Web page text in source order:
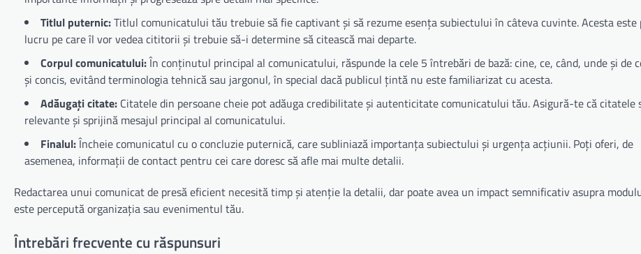
Titlul puternic:Titlul comunicatului tău trebuie să fie captivant și să rezume esența subiectului în câteva cuvinte. Acesta este
lucru pe care îl vor vedea cititorii și trebuie să-i determine să citească mai departe.
Corpul comunicatului:În conținutul principal al comunicatului, răspunde la cele 5 întrebări de bază: cine, ce, când, unde și de
și concis, evitând terminologia tehnică sau jargonul, în special dacă publicul țintă nu este familiarizat cu acesta.
Adăugați citate: Citatele din persoane cheie pot adăuga credibilitate și autenticitate comunicatului tău. Asigură-te că citatele
relevante și sprijină mesajul principal al comunicatului.
Finalul:Încheie comunicatul cu o concluzie puternică, care subliniază importanța subiectului și urgența acțiunii. Poți oferi, de
asemenea, informații de contact pentru cei care doresc să afle mai multe detalii.
Redactarea unui comunicat de presă eficient necesită timp și atenție la detalii, dar poate avea un impact semnificativ asupra
este percepută organizația sau evenimentul tău.
Întrebări frecvente cu răspunsuri